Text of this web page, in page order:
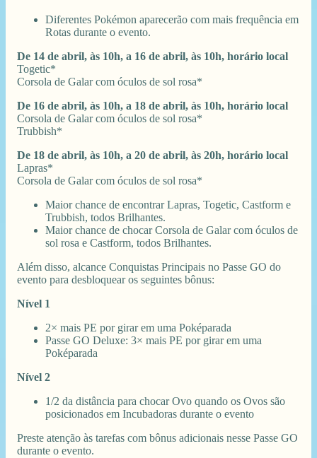
Diferentes Pokémon aparecerão com mais frequência em
Rotas durante o evento.
De 14 de abril, às 10h, a 16 de abril, às 10h, horário local
Togetic*
Corsola de Galar com óculos de sol rosa*
De 16 de abril, às 10h, a 18 de abril, às 10h, horário local
Corsola de Galar com óculos de sol rosa*
Trubbish*
De 18 de abril, às 10h, a 20 de abril, às 20h, horário local
Lapras*
Corsola de Galar com óculos de sol rosa*
Maior chance de encontrar Lapras, Togetic, Castform e
Trubbish, todos Brilhantes.
Maior chance de chocar Corsola de Galar com óculos de
sol rosa e Castform, todos Brilhantes.
Além disso, alcance Conquistas Principais no Passe GO do
evento para desbloquear os seguintes bônus:
Nível 1
2× mais PE por girar em uma Poképarada
Passe GO Deluxe: 3× mais PE por girar em uma
Poképarada
Nível 2
1/2 da distância para chocar Ovo quando os Ovos são
posicionados em Incubadoras durante o evento
Preste atenção às tarefas com bônus adicionais nesse Passe GO
durante o evento.